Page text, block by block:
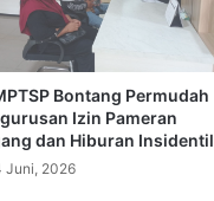
Bontang Permudah
Izin Pameran
dan Hiburan Insidentil
Juni, 2026